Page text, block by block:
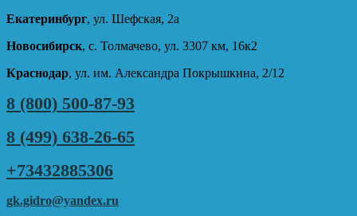
Екатеринбург, ул. Шефская, 2а
Новосибирск, с. Толмачево, ул. 3307 км, 16к2
Краснодар, ул. им. Александра Покрышкина, 2/12
8 (800) 500-87-93
8 (499) 638-26-65
+73432885306
gk.gidro@yandex.ru